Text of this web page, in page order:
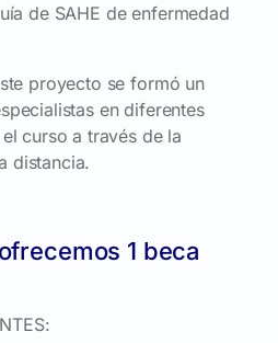
de SAHE de enfermedad
proyecto se formó un
en diferentes
curso a través de la
distancia.
1 beca